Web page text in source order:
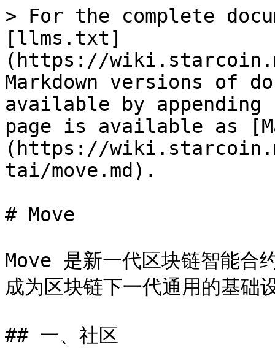
> For the complete
[llms.txt]
(https://
Markdown versions of
available by
page is available as
(https://
tai/move.md).
# Move
Move 是新一代区块链智能合
成为区块链下一代通用的基础
## 一、社区